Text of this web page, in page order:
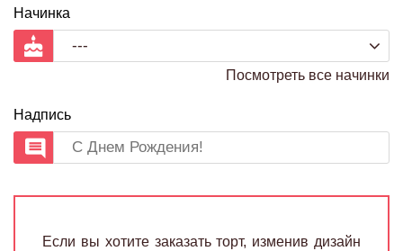
Начинка
Посмотреть все начинки
Надпись
Если вы хотите заказать торт, изменив дизайн